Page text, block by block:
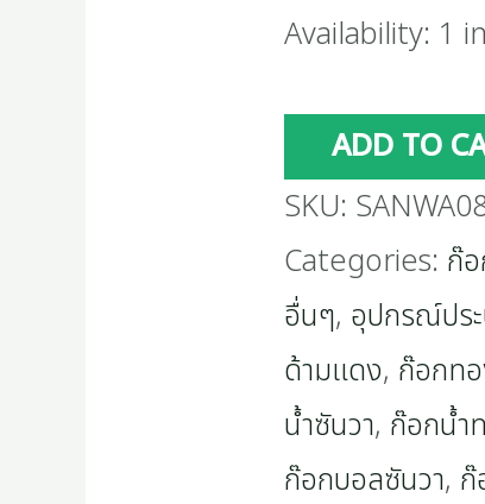
Availability: 1
ADD TO
SKU:
Categories: ก๊
อื่นๆ, อุปกรณ์ปร
ด้ามแดง, ก๊อกท
น้ำซันวา, ก๊อกน้ำ
ก๊อกบอลซันวา,